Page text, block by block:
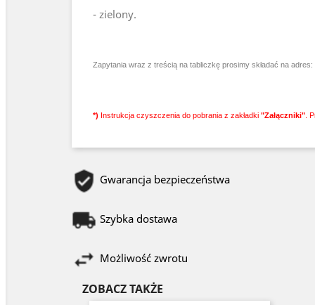
- zielony.
Zapytania wraz z treścią na tabliczkę prosimy składać na adres:
*) Instrukcja czyszczenia do pobrania z zakładki "Załączniki" .
Gwarancja bezpieczeństwa
Szybka dostawa
Możliwość zwrotu
ZOBACZ TAKŻE